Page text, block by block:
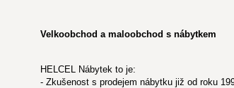
Velkoobchod a maloobchod s nábytkem
HELCEL Nábytek to je:
- Zkušenost s prodejem nábytku již od roku